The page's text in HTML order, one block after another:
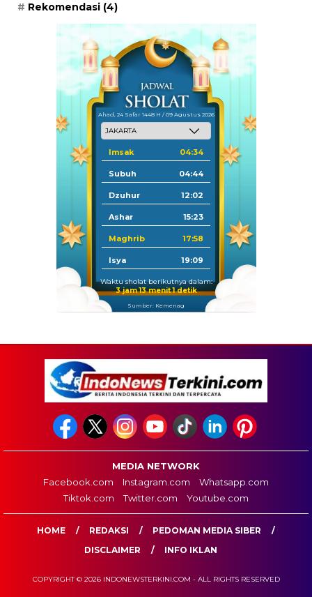
Rekomendasi (4)
Ahad, 24 Safar 1448 H / 09 Agustus 2026
Imsak 04:34
Subuh 04:44
Dzuhur 12:02
Ashar 15:23
Maghrib 17:58
Isya 19:09
Waktu sholat berikutnya dalam:
3 jam 13 menit 0 detik
Sumber: Kemenag
MEDIA NETWORK
Facebook.com
Instagram.com
Whatsapp.com
Tiktok.com
Twitter.com Youtube.com
HOME REDAKSI
PEDOMAN MEDIA SIBER
DISCLAIMER
INFO IKLAN
COPYRIGHT © 2026 INDONEWSTERKINI.COM - ALL RIGHTS RESERVED